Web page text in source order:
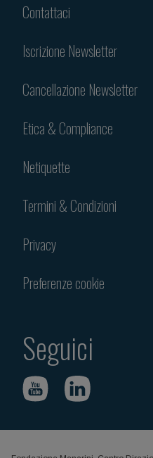
Contattaci
Iscrizione Newsletter
Cancellazione Newsletter
Etica & Compliance
Netiquette
Termini & Condizioni
Privacy
Preferenze cookie
Seguici